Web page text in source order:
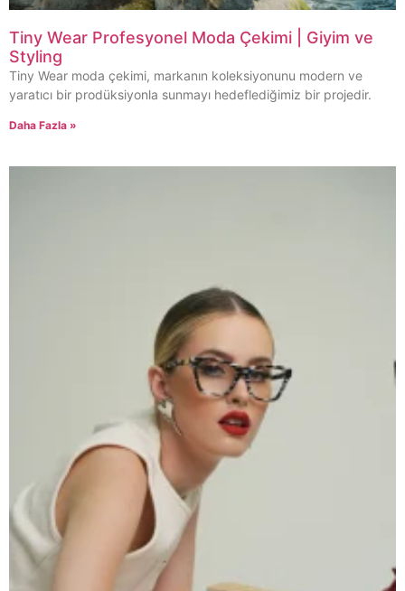
Tiny Wear Profesyonel Moda Çekimi | Giyim ve
Styling
Tiny Wear moda çekimi, markanın koleksiyonunu modern ve
yaratıcı bir prodüksiyonla sunmayı hedeflediğimiz bir projedir.
Daha Fazla »